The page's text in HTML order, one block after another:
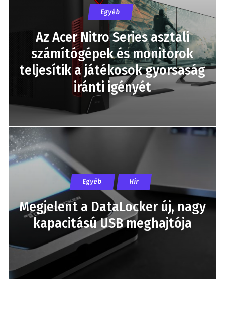
Egyéb
Az Acer Nitro Series asztali
számítógépek és monitorok
teljesítik a játékosok gyorsaság
iránti igényét
Egyéb Hír
Megjelent a DataLocker új, nagy
kapacitású USB meghajtója